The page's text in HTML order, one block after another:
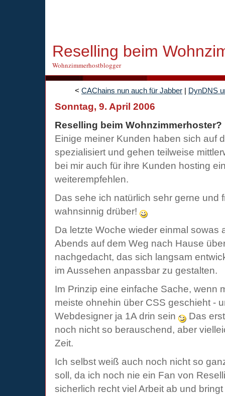
Reselling beim
Wohnzimmerhostblogger
< CAChains nun auch für Jabber | DynDNS
Sonntag, 9. April 2006
Reselling beim Wohnzimmerhoster?
Einige meiner Kunden haben sich auf
spezialisiert und gehen teilweise
bei mir auch für ihre Kunden hosting
weiterempfehlen.
Das sehe ich natürlich sehr gerne und
wahnsinnig drüber!
Da letzte Woche wieder einmal sowas
Abends auf dem Weg nach Hause
nachgedacht, das sich langsam
im Aussehen anpassbar zu gestalten.
Im Prinzip eine einfache Sache, wenn
meiste ohnehin über CSS geschieht -
Webdesigner ja 1A drin sein
Das
noch nicht so berauschend, aber
Zeit.
Ich selbst weiß auch noch nicht so
soll, da ich noch nie ein Fan von
sicherlich recht viel Arbeit ab und